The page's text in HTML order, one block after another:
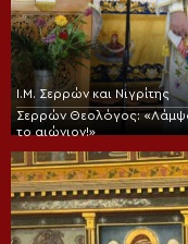
Ι.Μ. Σερρών και Νιγρίτης
Σερρών Θεολόγος: «Λάμψον
το αιώνιον!»